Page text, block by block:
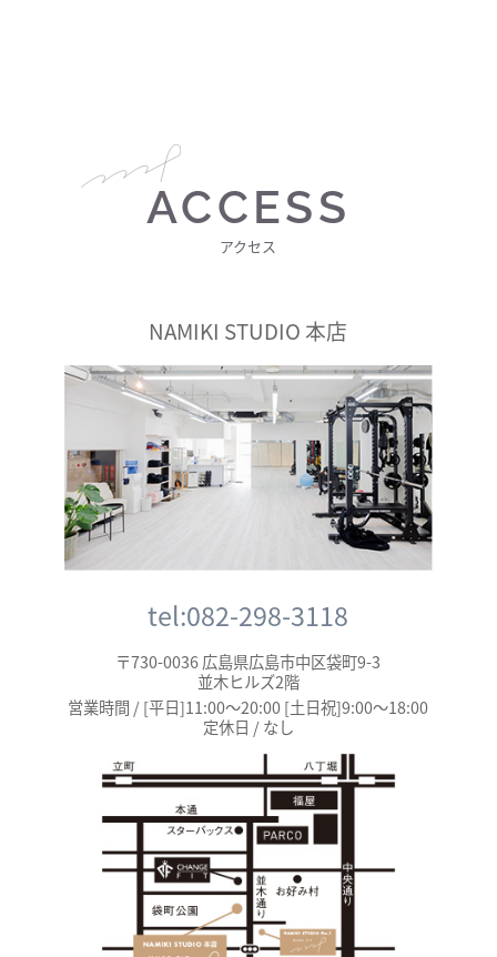
ACCESS
アクセス
NAMIKI STUDIO 本店
tel:082-298-3118
〒730-0036 広島県広島市中区袋町9-3
並木ヒルズ2階
営業時間 / [平日]11:00～20:00 [土日祝]9:00～18:00
定休日 / なし